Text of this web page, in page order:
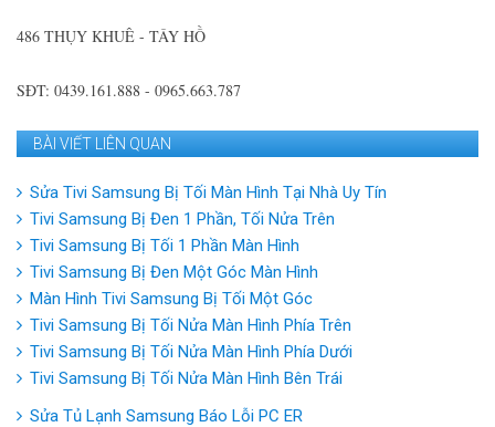
486 THỤY KHUÊ - TÂY HỒ
SĐT: 0439.161.888 - 0965.663.787
BÀI VIẾT LIÊN QUAN
Sửa Tivi Samsung Bị Tối Màn Hình Tại Nhà Uy Tín
Tivi Samsung Bị Đen 1 Phần, Tối Nửa Trên
Tivi Samsung Bị Tối 1 Phần Màn Hình
Tivi Samsung Bị Đen Một Góc Màn Hình
Màn Hình Tivi Samsung Bị Tối Một Góc
Tivi Samsung Bị Tối Nửa Màn Hình Phía Trên
Tivi Samsung Bị Tối Nửa Màn Hình Phía Dưới
Tivi Samsung Bị Tối Nửa Màn Hình Bên Trái
Sửa Tủ Lạnh Samsung Báo Lỗi PC ER